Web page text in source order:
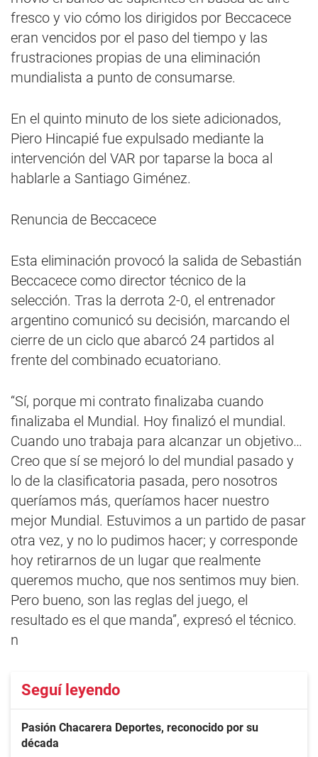
fresco y vio cómo los dirigidos por Beccacece
eran vencidos por el paso del tiempo y las
frustraciones propias de una eliminación
mundialista a punto de consumarse.
En el quinto minuto de los siete adicionados,
Piero Hincapié fue expulsado mediante la
intervención del VAR por taparse la boca al
hablarle a Santiago Giménez.
Renuncia de Beccacece
Esta eliminación provocó la salida de Sebastián
Beccacece como director técnico de la
selección. Tras la derrota 2-0, el entrenador
argentino comunicó su decisión, marcando el
cierre de un ciclo que abarcó 24 partidos al
frente del combinado ecuatoriano.
“Sí, porque mi contrato finalizaba cuando
finalizaba el Mundial. Hoy finalizó el mundial.
Cuando uno trabaja para alcanzar un objetivo…
Creo que sí se mejoró lo del mundial pasado y
lo de la clasificatoria pasada, pero nosotros
queríamos más, queríamos hacer nuestro
mejor Mundial. Estuvimos a un partido de pasar
otra vez, y no lo pudimos hacer; y corresponde
hoy retirarnos de un lugar que realmente
queremos mucho, que nos sentimos muy bien.
Pero bueno, son las reglas del juego, el
resultado es el que manda”, expresó el técnico.
n
Seguí leyendo
Pasión Chacarera Deportes, reconocido por su
década